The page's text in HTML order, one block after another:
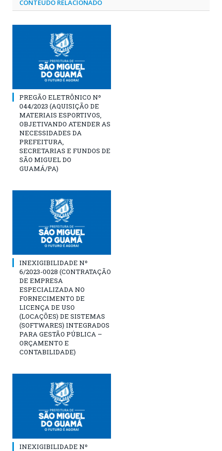
CONTEÚDO RELACIONADO
PREGÃO ELETRÔNICO Nº
044/2023 (AQUISIÇÃO DE
MATERIAIS ESPORTIVOS,
OBJETIVANDO ATENDER AS
NECESSIDADES DA
PREFEITURA,
SECRETARIAS E FUNDOS DE
SÃO MIGUEL DO
GUAMÁ/PA)
INEXIGIBILIDADE Nº
6/2023-0028 (CONTRATAÇÃO
DE EMPRESA
ESPECIALIZADA NO
FORNECIMENTO DE
LICENÇA DE USO
(LOCAÇÕES) DE SISTEMAS
(SOFTWARES) INTEGRADOS
PARA GESTÃO PÚBLICA –
ORÇAMENTO E
CONTABILIDADE)
INEXIGIBILIDADE Nº